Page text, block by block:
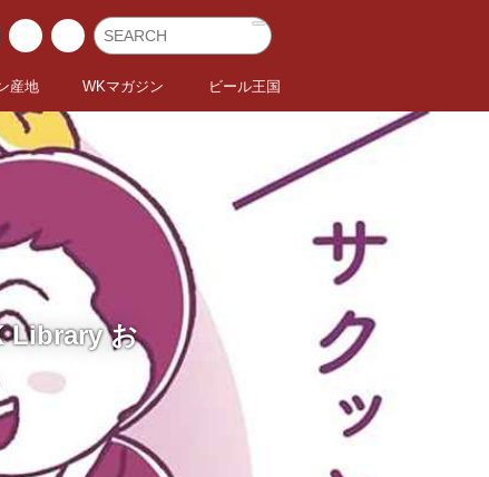
産地 WKマガジン ビール王国
Library お